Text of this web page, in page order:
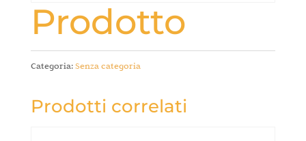
Prodotto
Categoria:Senza categoria
Prodotti correlati